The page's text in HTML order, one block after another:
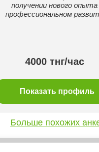
получении нового опыта
профессиональном
4000 тнг/час
Показать профиль
Больше похожих